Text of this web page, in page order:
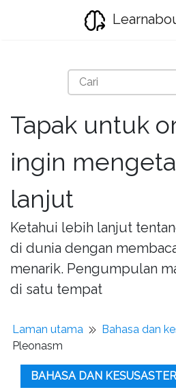
Tapak untuk
ingin
lanjut
Ketahui lebih lanjut
di dunia dengan
menarik. Pengumpulan
di satu tempat
Laman utama
Bahasa dan
Pleonasm
BAHASA DAN